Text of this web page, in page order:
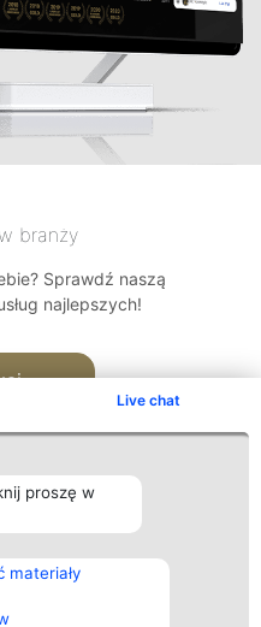
Live chat
proszę w
materiały
branży
Sprawdź naszą
najlepszych!
Kontakt
Kontakt